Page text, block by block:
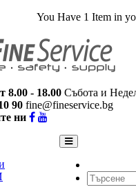
You Have 1 Item in
8.00 - 18.00 Събота и
90 fine@fineservice.bg
ни